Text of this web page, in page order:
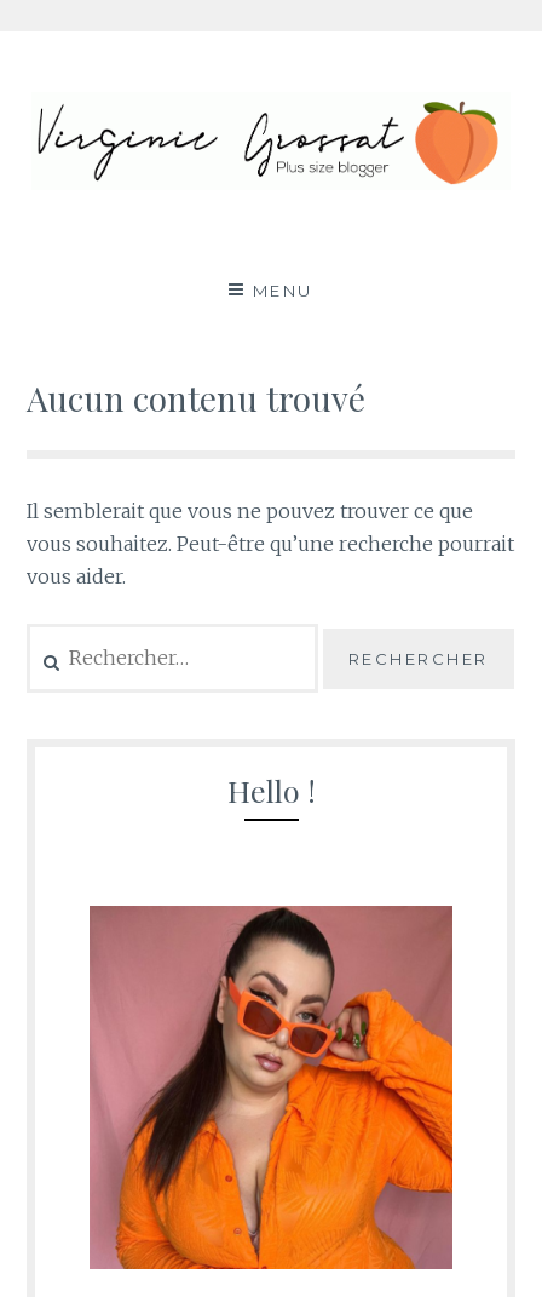
contenu
mode grande taille
MENU
Aucun contenu trouvé
Il semblerait que vous ne pouvez trouver ce que
vous souhaitez. Peut-être qu’une recherche pourrait
vous aider.
Hello !